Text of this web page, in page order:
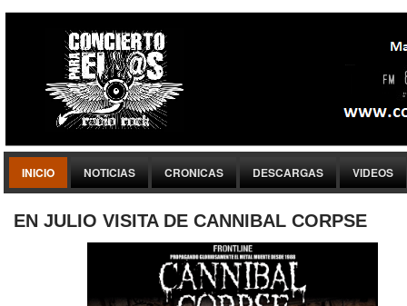
INICIO NOTICIAS CRONICAS DESCARGAS VIDEOS
EN JULIO VISITA DE CANNIBAL CORPSE